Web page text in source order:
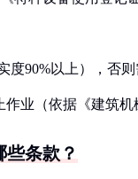
度90%以上），否则
业（依据《建筑机
些条款？